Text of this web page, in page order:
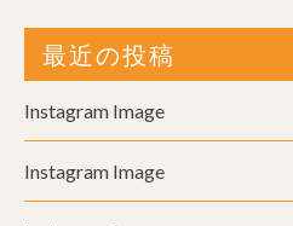
最近の投稿
Instagram Image
Instagram Image